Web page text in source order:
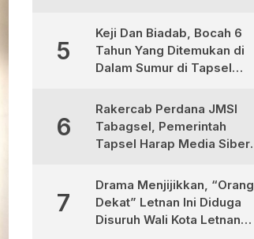
5
Keji Dan Biadab, Bocah 6
Tahun Yang Ditemukan di
Dalam Sumur di Tapsel
Pembunuhan, Pelaku
Berhasil di Bekuk Polisi
6
Rakercab Perdana JMSI
Tabagsel, Pemerintah
Tapsel Harap Media Siber
Pembangunan
7
Drama Menjijikkan, “Orang
Dekat” Letnan Ini Diduga
Disuruh Wali Kota Letnan